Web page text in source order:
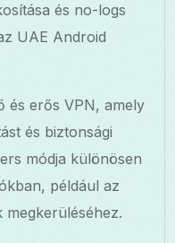
és no-logs
UAE Android
és erős VPN, amely
és biztonsági
módja különösen
például az